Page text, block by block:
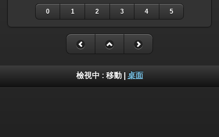
0 1 2 3 4 5
檢視中 : 移動| 桌面